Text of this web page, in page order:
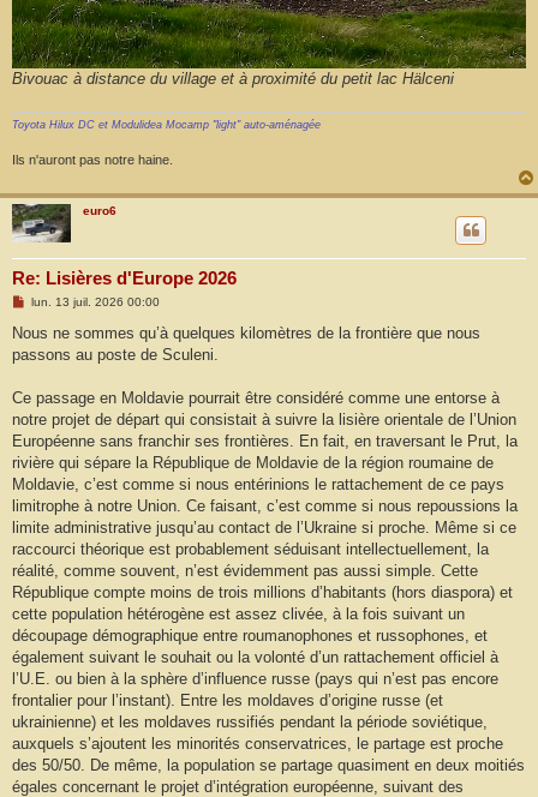
Bivouac à distance du village et à proximité du petit lac Hälceni
Toyota Hilux DC et Modulidea Mocamp "light" auto-aménagée
Ils n'auront pas notre haine.
euro6
Re: Lisières d'Europe 2026
M
s
a
lun. 13 juil. 2026 00:00
Nous ne sommes qu’à quelques kilomètres de la frontière que nous
passons au poste de Sculeni.
Ce passage en Moldavie pourrait être considéré comme une entorse à
notre projet de départ qui consistait à suivre la lisière orientale de l’Union
Européenne sans franchir ses frontières. En fait, en traversant le Prut, la
rivière qui sépare la République de Moldavie de la région roumaine de
Moldavie, c’est comme si nous entérinions le rattachement de ce pays
limitrophe à notre Union. Ce faisant, c’est comme si nous repoussions la
limite administrative jusqu’au contact de l’Ukraine si proche. Même si ce
raccourci théorique est probablement séduisant intellectuellement, la
réalité, comme souvent, n’est évidemment pas aussi simple. Cette
République compte moins de trois millions d’habitants (hors diaspora) et
cette population hétérogène est assez clivée, à la fois suivant un
découpage démographique entre roumanophones et russophones, et
également suivant le souhait ou la volonté d’un rattachement officiel à
l’U.E. ou bien à la sphère d’influence russe (pays qui n’est pas encore
frontalier pour l’instant). Entre les moldaves d’origine russe (et
ukrainienne) et les moldaves russifiés pendant la période soviétique,
auxquels s’ajoutent les minorités conservatrices, le partage est proche
des 50/50. De même, la population se partage quasiment en deux moitiés
égales concernant le projet d’intégration européenne, suivant des